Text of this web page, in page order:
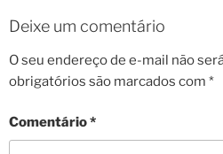
Deixe um comentário
O seu endereço de e-mail não
obrigatórios são marcados com *
Comentário*